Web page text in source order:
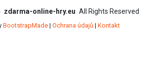
zdarma-online-hry.eu All Rights Reserved
BootstrapMade| Ochrana údajů| Kontakt